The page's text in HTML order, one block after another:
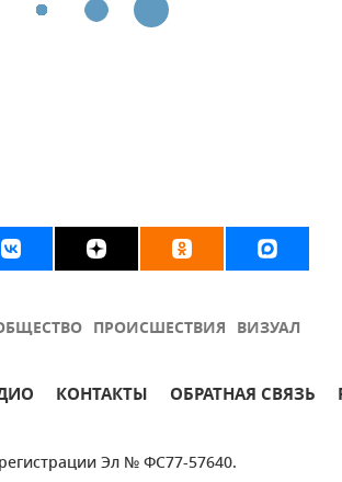
ПРОИСШЕСТВИЯ ВИЗУАЛ
КОНТАКТЫ ОБРАТНАЯ СВЯЗЬ
Эл № ФС77-57640.